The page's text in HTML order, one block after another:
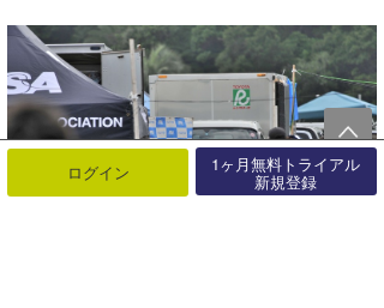
ログイン 1ヶ月無料トライアル
新規登録